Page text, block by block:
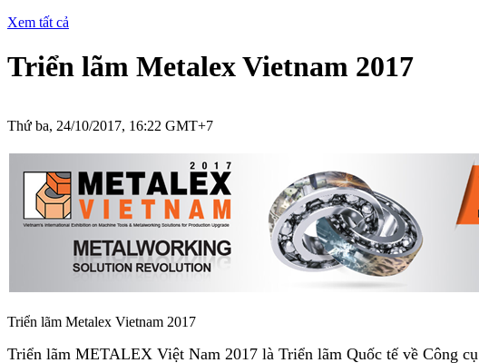
Xem tất cả
Triển lãm Metalex Vietnam 2017
Thứ ba, 24/10/2017, 16:22 GMT+7
Triển lãm Metalex Vietnam 2017
Triển lãm METALEX Việt Nam 2017 là Triển lãm Quốc tế về Công